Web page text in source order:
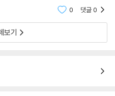
‘저물음’으로
해석의 관습적 번역어인 ‘몰락’이
싶다는 의지를 밝히기 때문으로,
표현을 몰락이 아니라, 삶의 정점을
0 댓글0
보기